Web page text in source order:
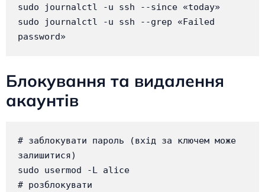
sudo journalctl -u ssh --since «today»
sudo journalctl -u ssh --grep «Failed
password»
Блокування та видалення
акаунтів
# заблокувати пароль (вхід за ключем може
залишитися)
sudo usermod -L alice
# розблокувати